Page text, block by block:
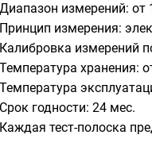
Диапазон измерений:
Принцип измерения:
Калибровка измерений
Температура хранения:
Температура
Срок годности: 24 мес.
Каждая тест-полоска